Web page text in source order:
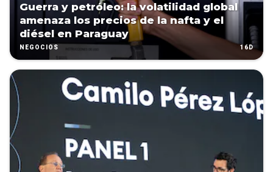
Guerra y petróleo: la volatilidad global
amenaza los precios de la nafta y el
diésel en Paraguay
NEGOCIOS 16D